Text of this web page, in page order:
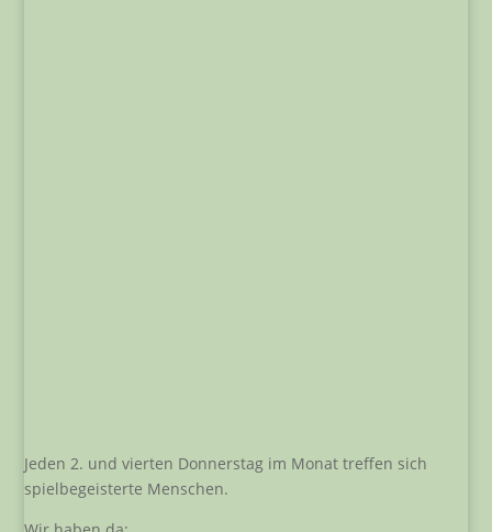
Jeden 2. und vierten Donnerstag im Monat treffen sich
spielbegeisterte Menschen.